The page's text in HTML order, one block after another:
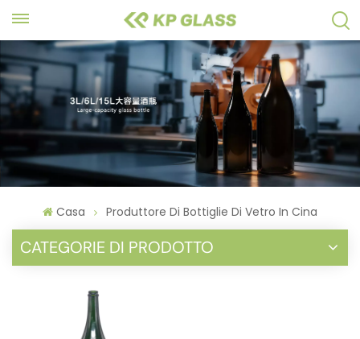
Casa Produttore Di Bottiglie Di Vetro In Cina
CATEGORIE DI PRODOTTO